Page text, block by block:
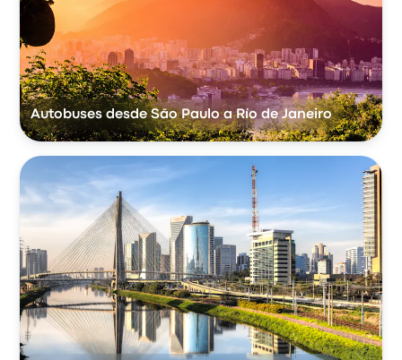
Autobuses desde São Paulo a Río de Janeiro